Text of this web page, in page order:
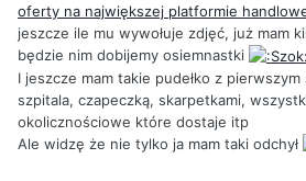
oferty na największej platformie
jeszcze ile mu wywołuje zdjęć, już mam
będzie nim dobijemy osiemnastki
I jeszcze mam takie pudełko z
szpitala, czapeczką, skarpetkami,
okolicznościowe które dostaje itp
Ale widzę że nie tylko ja mam taki odchył